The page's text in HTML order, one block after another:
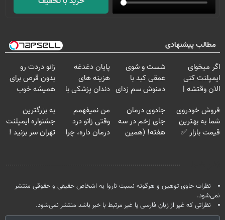
مطالب پیشنهادی
اگر میخوای
ایمپلنت کنی
الان وقتشه |
میلیون تومان!!!
شست و شوی
عمقی کبد با
دمنوش سم زدای
پایان دغدغه
هزینه های
دندان پزشکی با
خانگی
زانو دردت رو
بدون قرص برای
همیشه خوب
پرسش‌نامه)
فروش خودروی
شما به بهترین
قیمت بازار ✅
جادوی درمان
جای زخم در سه
هفته! (همین
من نمیفهمم
وقتی زانو درد
درمان داره، چرا
به بزرگترین
جشنواره ایمپلنت
تهران سر بزنید !
نظرات حاوی توهین و هرگونه نسبت ناروا به اشخاص حقیقی و حقوقی منتشر
نمی‌شود.
نظراتی که غیر از زبان فارسی یا غیر مرتبط با خبر باشد منتشر نمی‌شود.